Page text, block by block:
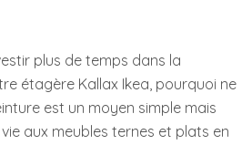
plus de temps dans la
étagère Kallax Ikea, pourquoi ne
est un moyen simple mais
aux meubles ternes et plats en